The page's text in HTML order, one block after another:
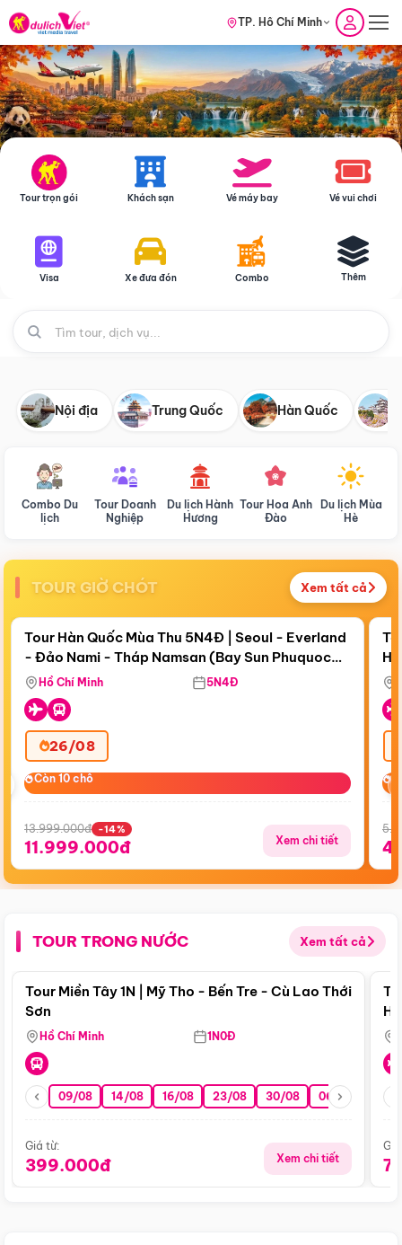
TP. Hồ Chí Minh
Tour trọn gói Khách sạn Vé máy bay Vé vui chơi
Visa Xe đưa đón Combo Thêm
Nội địa Trung Quốc Hàn Quốc
Combo Du
lịch
Tour Doanh
Nghiệp
Du lịch Hành
Hương
Tour Hoa Anh
Đào
Du lịch Mùa
Hè
TOUR GIỜ CHÓT Xem tất cả
Còn18 ngày 18:39:02
Bay Sun Phuquoc Airways
Điểm nổi bật
Tour Hàn Quốc Mùa Thu 5N4Đ | Seoul - Everland
- Đảo Nami - Tháp Namsan (Bay Sun Phuquoc
Airways)
Hồ Chí Minh 5N4Đ
26/08
Còn 10 chỗ
Còn 10 chỗ
13.999.000đ -14%
11.999.000đ Xem chi tiết
TOUR TRONG NƯỚC Xem tất cả
Điểm nổi bật
Tour Miền Tây 1N | Mỹ Tho - Bến Tre - Cù Lao Thới
Sơn
Hồ Chí Minh 1N0Đ
09/08 14/08 16/08 23/08 30/08 06/09 13/09
Giá từ:
399.000đ Xem chi tiết